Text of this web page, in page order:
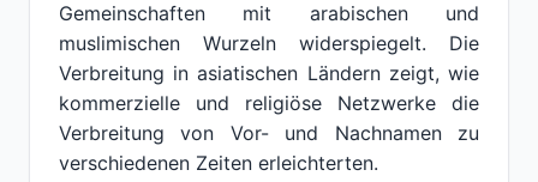
Gemeinschaften mit arabischen und
muslimischen Wurzeln widerspiegelt. Die
Verbreitung in asiatischen Ländern zeigt, wie
kommerzielle und religiöse Netzwerke die
Verbreitung von Vor- und Nachnamen zu
verschiedenen Zeiten erleichterten.